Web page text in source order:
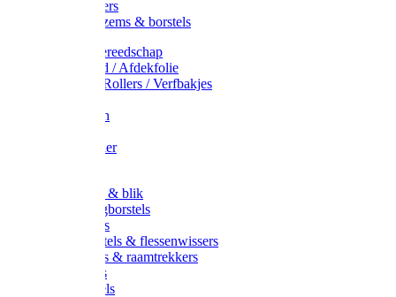
Vloertrekkers
Onkruidbezems & borstels
Schildersgereedschap
Afplakband / Afdekfolie
Kwasten / Rollers / Verfbakjes
Afdekfoliën
Schuurpapier
Handveger & blik
Voetenveegborstels
Handvegers
Afwasborstels & flessenwissers
Wasborstels & raamtrekkers
Tonborstels
Werkborstels